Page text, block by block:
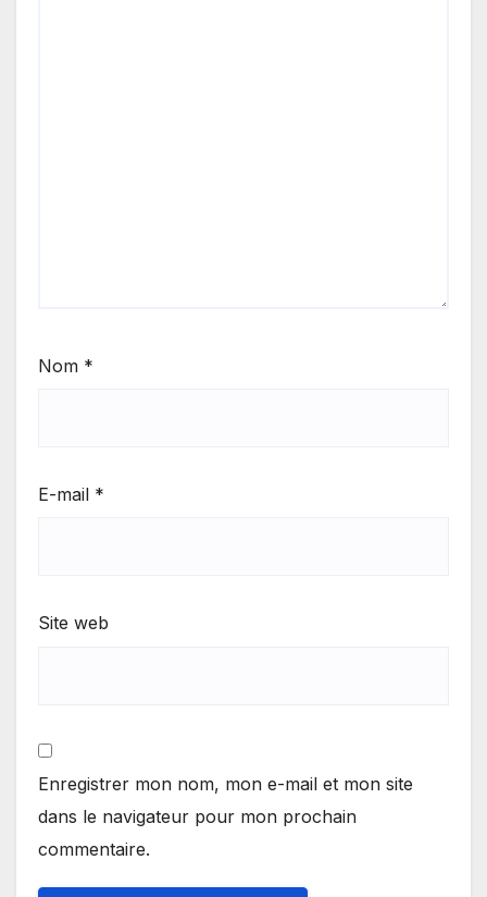
Nom *
E-mail *
Site web
Enregistrer mon nom, mon e-mail et mon site
dans le navigateur pour mon prochain
commentaire.